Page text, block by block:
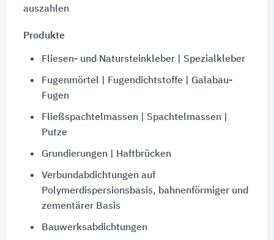
auszahlen
Produkte
Fliesen- und Natursteinkleber | Spezialkleber
Fugenmörtel | Fugendichtstoffe | Galabau-
Fugen
Fließspachtelmassen | Spachtelmassen |
Putze
Grundierungen | Haftbrücken
Verbundabdichtungen auf
Polymerdispersionsbasis, bahnenförmiger und
zementärer Basis
Bauwerksabdichtungen